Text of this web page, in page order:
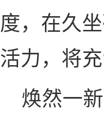
度，在久
活力，将
焕然一